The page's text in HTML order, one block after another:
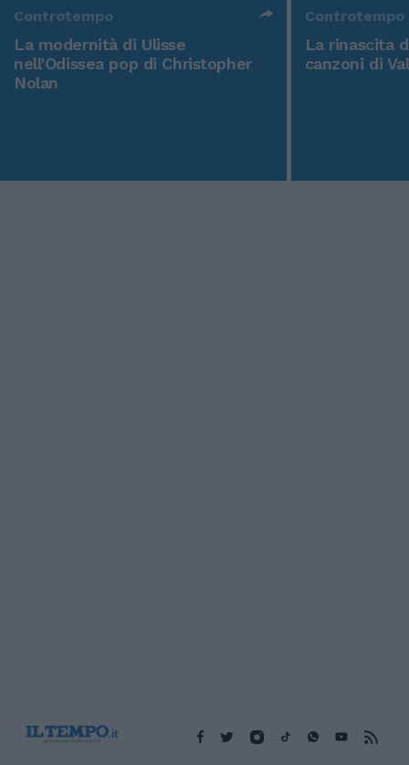
Controtempo
La modernità di Ulisse
nell'Odissea pop di Christopher
Nolan
Controtempo
La rinascita
canzoni di